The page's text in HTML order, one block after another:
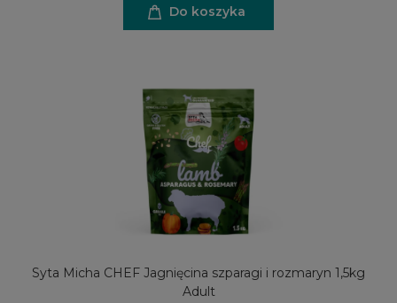
Do koszyka
Syta Micha CHEF Jagnięcina szparagi i rozmaryn 1,5kg
Adult